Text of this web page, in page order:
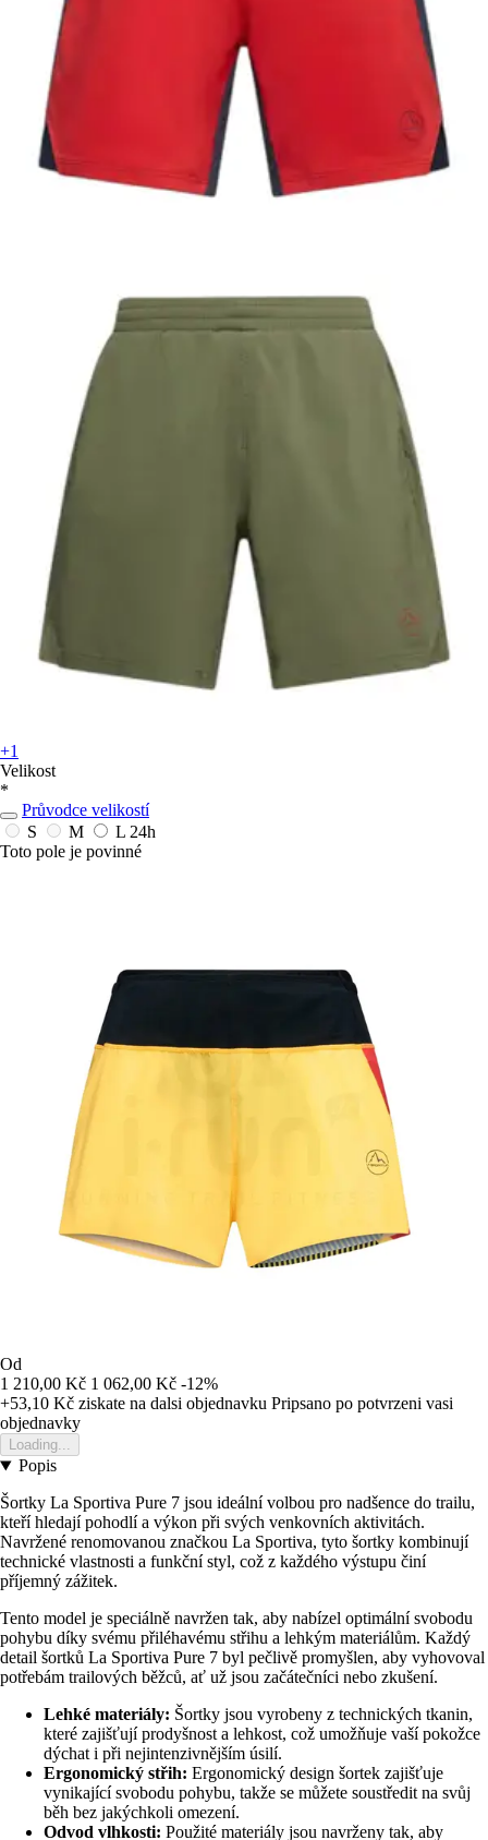
+1
Velikost
*
Průvodce velikostí
S
M L 24h
Toto pole je povinné
Od
1 210,00 Kč 1 062,00 Kč -12%
+53,10 Kč ziskate na dalsi objednavku Pripsano po potvrzeni vasi
objednavky
Loading...
Popis
Šortky La Sportiva Pure 7 jsou ideální volbou pro nadšence do trailu,
kteří hledají pohodlí a výkon při svých venkovních aktivitách.
Navržené renomovanou značkou La Sportiva, tyto šortky kombinují
technické vlastnosti a funkční styl, což z každého výstupu činí
příjemný zážitek.
Tento model je speciálně navržen tak, aby nabízel optimální svobodu
pohybu díky svému přiléhavému střihu a lehkým materiálům. Každý
detail šortků La Sportiva Pure 7 byl pečlivě promyšlen, aby vyhovoval
potřebám trailových běžců, ať už jsou začátečníci nebo zkušení.
Lehké materiály: Šortky jsou vyrobeny z technických tkanin,
které zajišťují prodyšnost a lehkost, což umožňuje vaší pokožce
dýchat i při nejintenzivnějším úsilí.
Ergonomický střih: Ergonomický design šortek zajišťuje
vynikající svobodu pohybu, takže se můžete soustředit na svůj
běh bez jakýchkoli omezení.
Odvod vlhkosti: Použité materiály jsou navrženy tak, aby